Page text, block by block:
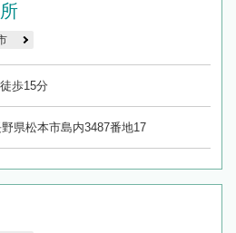
歩15分
県松本市島内3487番地17